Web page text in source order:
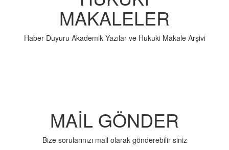
MAKALELER
Haber Duyuru Akademik Yazılar ve Hukuki Makale Arşivi
MAİL GÖNDER
Bize sorularınızı mail olarak gönderebilir siniz